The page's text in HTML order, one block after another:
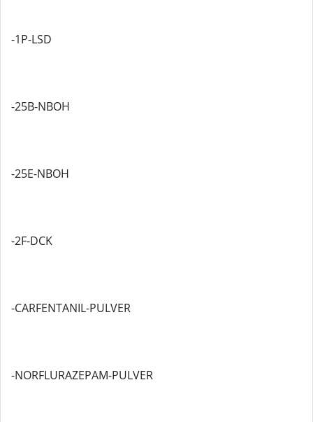
-1P-LSD
-25B-NBOH
-25E-NBOH
-2F-DCK
-CARFENTANIL-PULVER
-NORFLURAZEPAM-PULVER